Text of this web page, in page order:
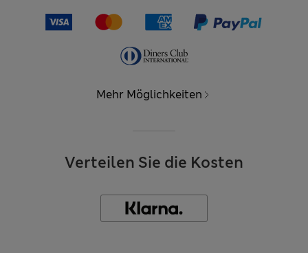
Mehr Möglichkeiten
Verteilen Sie die Kosten